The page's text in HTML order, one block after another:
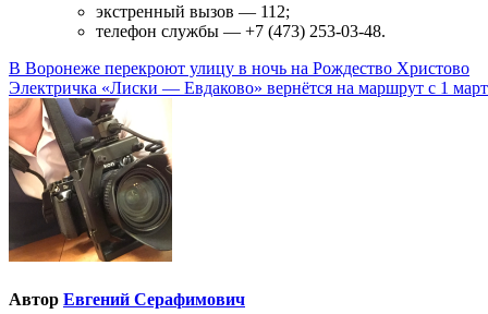
экстренный вызов — 112;
телефон службы — +7 (473) 253‑03‑48.
Навигация
по
записям
В Воронеже перекроют улицу в ночь на Рождество Христово
Электричка «Лиски — Евдаково» вернётся на маршрут с 1
Автор Евгений Серафимович